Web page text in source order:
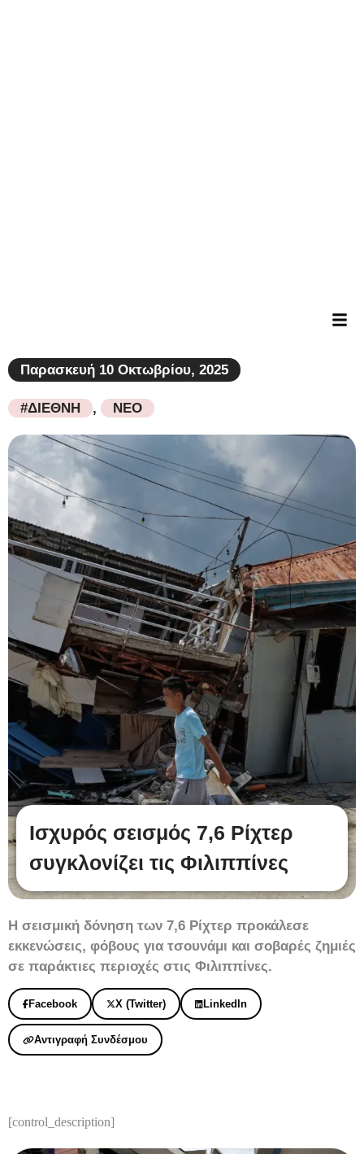
Παρασκευή 10 Οκτωβρίου, 2025
#ΔΙΕΘΝΗ , ΝΕΟ
Ισχυρός σεισμός 7,6 Ρίχτερ
συγκλονίζει τις Φιλιππίνες
Η σεισμική δόνηση των 7,6 Ρίχτερ προκάλεσε
εκκενώσεις, φόβους για τσουνάμι και σοβαρές ζημιές
σε παράκτιες περιοχές στις Φιλιππίνες.
Facebook X (Twitter) LinkedIn
Αντιγραφή Συνδέσμου
[control_description]